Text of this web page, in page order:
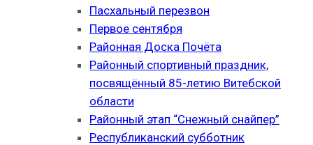
Пасхальный перезвон
Первое сентября
Районная Доска Почёта
Районный спортивный праздник,
посвящённый 85-летию Витебской
области
Районный этап “Снежный снайпер”
Республиканский субботник